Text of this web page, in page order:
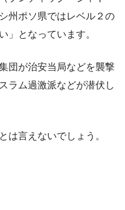
州ポソ県ではレベル２の
」となっています。
団が治安当局などを襲撃
ラム過激派などが潜伏し
は言えないでしょう。